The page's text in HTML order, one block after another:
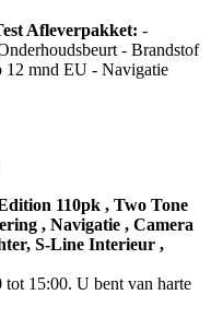
Afleverpakket: -
- Brandstof
12 mnd EU - Navigatie
110pk , Two Tone
, Navigatie , Camera
S-Line Interieur ,
tot 15:00. U bent van harte